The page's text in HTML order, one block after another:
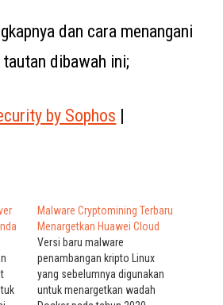
dan cara menangani
dibawah ini;
by Sophos |
Malware Cryptomining Terbaru
Menargetkan Huawei Cloud
Versi baru malware
penambangan kripto Linux
yang sebelumnya digunakan
untuk menargetkan wadah